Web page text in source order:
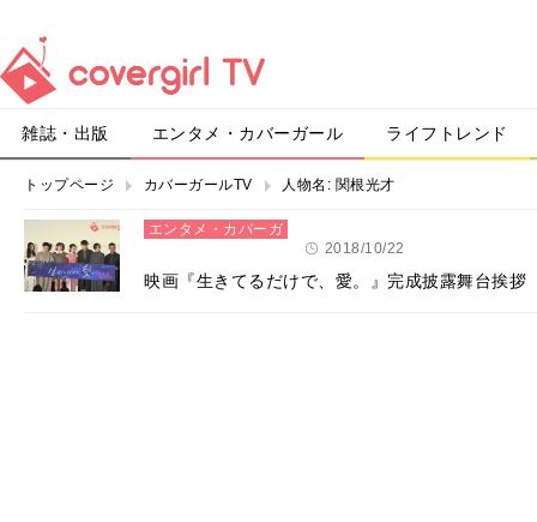
雑誌・出版 エンタメ・カバーガール ライフトレンド
トップページ カバーガールTV 人物名: 関根光才
エンタメ・カバーガ
2018/10/22
映画『生きてるだけで、愛。』完成披露舞台挨拶